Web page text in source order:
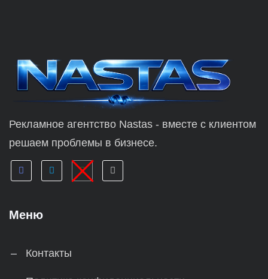
Рекламное агентство Nastas - вместе с клиентом
решаем проблемы в бизнесе.
Меню
Контакты